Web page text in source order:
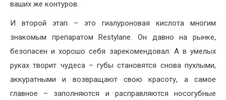
ваших же контуров.
И второй этап – это гиалуроновая кислота многим
знакомым препаратом Restylane. Он давно на рынке,
безопасен и хорошо себя зарекомендовал. А в умелых
руках творит чудеса – губы становятся снова пухлыми,
аккуратными и возвращают свою красоту, а самое
главное – заполняются и расправляются носогубные